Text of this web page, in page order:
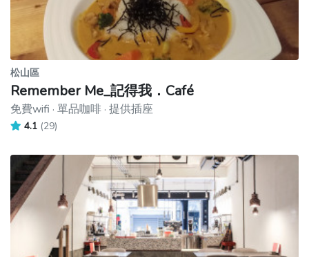
松山區
Remember Me_記得我．Café
免費wifi · 單品咖啡 · 提供插座
4.1 (29)